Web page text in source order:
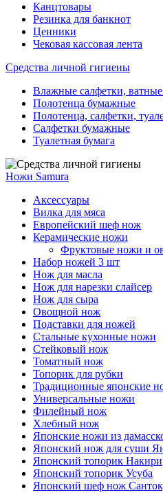
Канцтовары
Резинка для банкнот
Ценники
Чековая кассовая лента
Средства личной гигиены
Влажные салфетки,
Полотенца бумажные
Полотенца, салфетки,
Салфетки бумажные
Туалетная бумага
Ножи Samura
Аксессуары
Вилка для мяса
Европейский шеф нож
Керамические ножи
Фруктовые ножи и
Набор ножей 3 шт
Нож для масла
Нож для нарезки слайсер
Нож для сыра
Овощной нож
Подставки для ножей
Стальные кухонные ножи
Стейковый нож
Томатный нож
Топорик для рубки
Традиционные японские
Универсальные ножи
Филейный нож
Хлебный нож
Японские ножи из
Японский нож для суши
Японский топорик Накири
Японский топорик Усуба
Японский шеф нож